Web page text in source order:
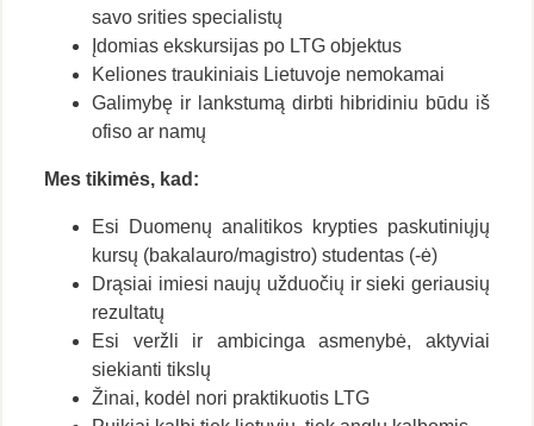
savo srities specialistų
Įdomias ekskursijas po LTG objektus
Keliones traukiniais Lietuvoje nemokamai
Galimybę ir lankstumą dirbti hibridiniu būdu iš
ofiso ar namų
Mes tikimės, kad:
Esi Duomenų analitikos krypties paskutiniųjų
kursų (bakalauro/magistro) studentas (-ė)
Drąsiai imiesi naujų užduočių ir sieki geriausių
rezultatų
Esi veržli ir ambicinga asmenybė, aktyviai
siekianti tikslų
Žinai, kodėl nori praktikuotis LTG